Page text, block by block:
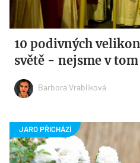
10 podivných
světě - nejsme v
Barbora Vrablíková